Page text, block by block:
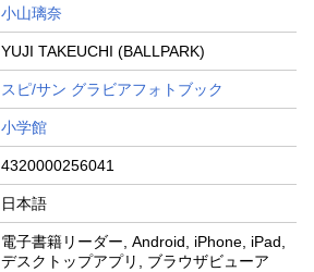
小山璃奈
YUJI TAKEUCHI (BALLPARK)
スピ/サン グラビアフォトブック
小学館
4320000256041
日本語
電子書籍リーダー, Android, iPhone, iPad,
デスクトップアプリ, ブラウザビューア